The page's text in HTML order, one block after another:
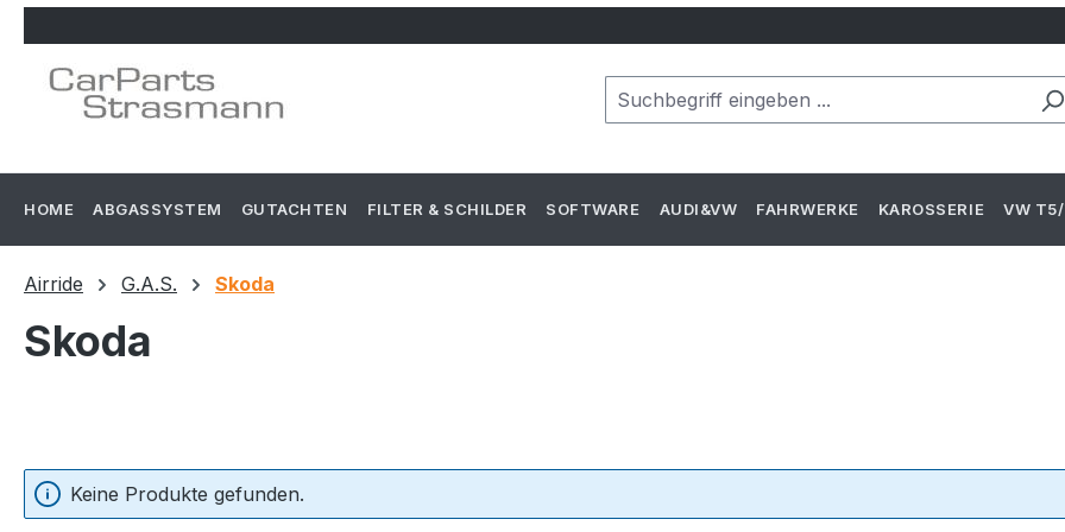
HOME ABGASSYSTEM GUTACHTEN FILTER & SCHILDER SOFTWARE AUDI&VW FAHRWERKE KAROSSERIE VW
Airride G.A.S. Skoda
Skoda
Keine Produkte gefunden.